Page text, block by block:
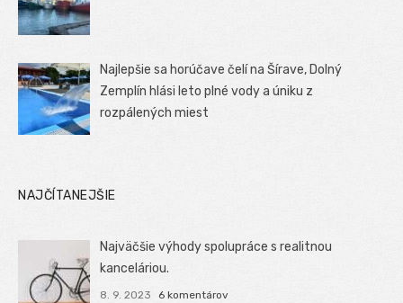
Najlepšie sa horúčave čelí na Šírave, Dolný
Zemplín hlási leto plné vody a úniku z
rozpálených miest
NAJČÍTANEJŠIE
Najväčšie výhody spolupráce s realitnou
kanceláriou.
8. 9. 2023 6 komentárov